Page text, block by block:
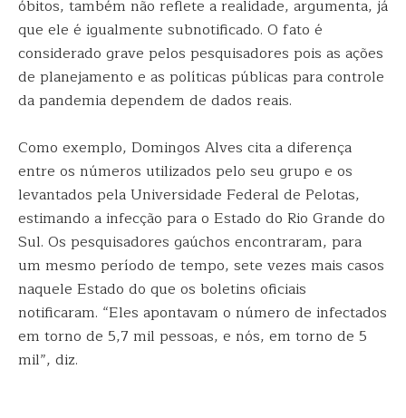
óbitos, também não reflete a realidade, argumenta, já
que ele é igualmente subnotificado. O fato é
considerado grave pelos pesquisadores pois as ações
de planejamento e as políticas públicas para controle
da pandemia dependem de dados reais.
Como exemplo, Domingos Alves cita a diferença
entre os números utilizados pelo seu grupo e os
levantados pela Universidade Federal de Pelotas,
estimando a infecção para o Estado do Rio Grande do
Sul. Os pesquisadores gaúchos encontraram, para
um mesmo período de tempo, sete vezes mais casos
naquele Estado do que os boletins oficiais
notificaram. “Eles apontavam o número de infectados
em torno de 5,7 mil pessoas, e nós, em torno de 5
mil”, diz.